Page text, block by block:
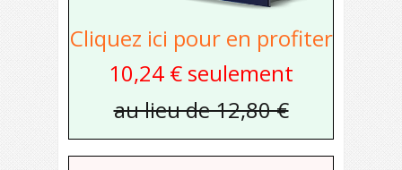
Cliquez ici pour en profiter
10,24 € seulement
au lieu de 12,80 €